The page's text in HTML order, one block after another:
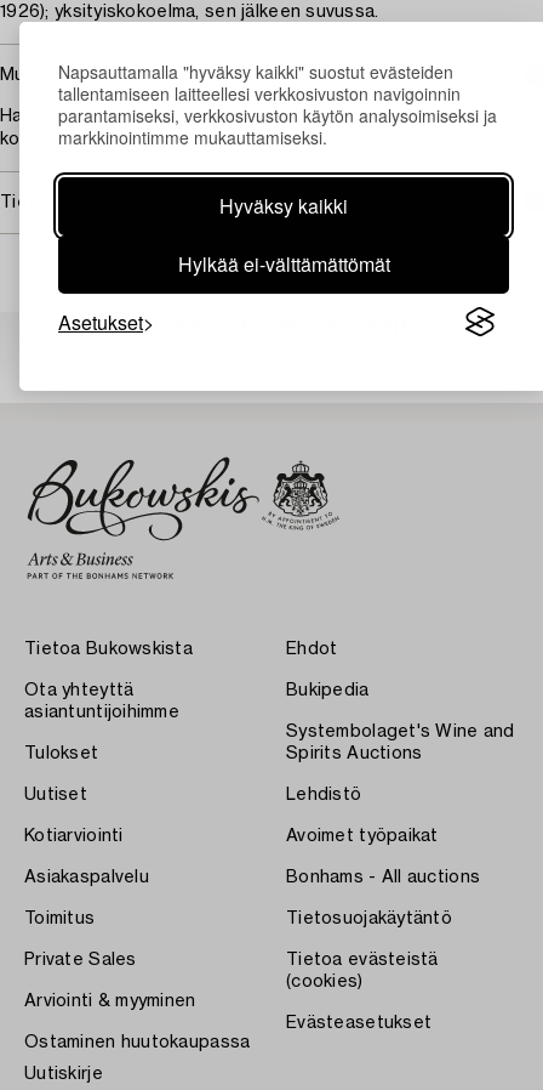
Napsauttamalla "hyväksy kaikki" suostut evästeiden
tallentamiseen laitteellesi verkkosivuston navigoinnin
parantamiseksi, verkkosivuston käytön analysoimiseksi ja
markkinointimme mukauttamiseksi.
Hyväksy kaikki
Hylkää ei-välttämättömät
Asetukset
1926); yksityiskokoelma, sen jälkeen suvussa.
Muut tiedot
Haluamme kiittää Natalia Ignatovaa kaikesta tätä taulua
koskevasta tiedosta.
Tietoa ostamisesta
Muiden katsomia kohteita
Tietoa Bukowskista
Ota yhteyttä
asiantuntijoihimme
Tulokset
Uutiset
Kotiarviointi
Asiakaspalvelu
Toimitus
Private Sales
Arviointi & myyminen
Ostaminen huutokaupassa
Ehdot
Bukipedia
Systembolaget's Wine and
Spirits Auctions
Lehdistö
Avoimet työpaikat
Bonhams - All auctions
Tietosuojakäytäntö
Tietoa evästeistä
(cookies)
Evästeasetukset
Uutiskirje